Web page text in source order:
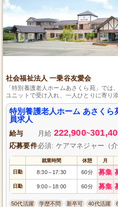
社会福祉法人 一乗谷友愛会
「特別養護老人ホームあさくら苑」では
ユニットで受け入れ、一人ひとりに寄り
での評価を提供します。
特別養護老人ホーム あさくら
員求人
給与 月給 222,900~
応募要件必須: ケアマネジャー（
就業時間 休憩 月
日勤 8:30～ 17:30 60分 募集
日勤 9:00～ 18:00 60分 募集
50代活躍 学歴不問 新卒可 40代活躍